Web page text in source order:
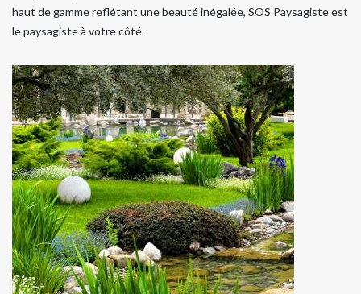
haut de gamme reflétant une beauté inégalée, SOS Paysagiste est
le paysagiste à votre côté.